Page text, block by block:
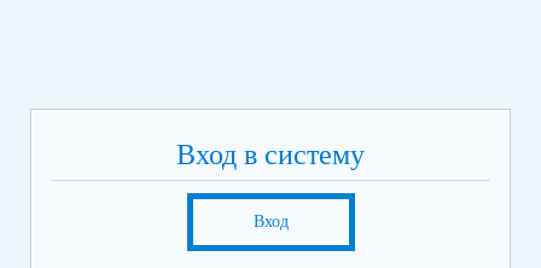
Вход в систему
Вход